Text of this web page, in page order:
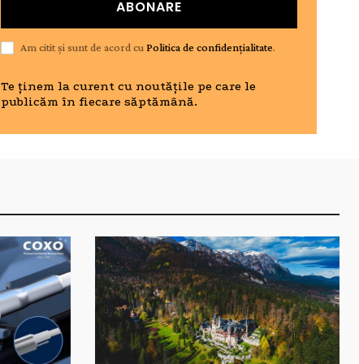
ABONARE
Am citit și sunt de acord cuPolitica de confidențialitate.
Te ținem la curent cu noutățile pe care le
publicăm în fiecare săptămână.